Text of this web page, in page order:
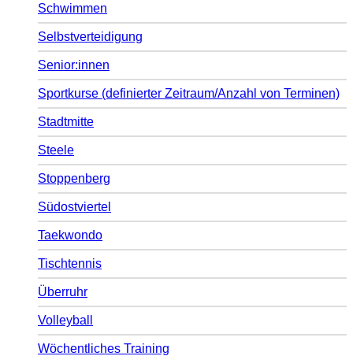
Schwimmen
Selbstverteidigung
Senior:innen
Sportkurse (definierter Zeitraum/Anzahl von Terminen)
Stadtmitte
Steele
Stoppenberg
Südostviertel
Taekwondo
Tischtennis
Überruhr
Volleyball
Wöchentliches Training